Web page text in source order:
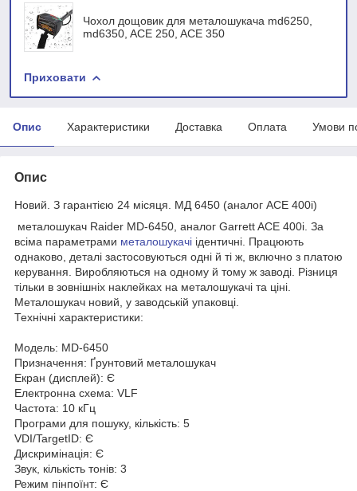
Чохол дощовик для металошукача md6250,
md6350, ACE 250, ACE 350
Приховати
Опис Характеристики Доставка Оплата Умови
Опис
Новий. З гарантією 24 місяця. МД 6450 (аналог ACE 400i)
металошукач Raider MD-6450, аналог Garrett ACE 400i. За
всіма параметрами металошукачі ідентичні. Працюють
однаково, деталі застосовуються одні й ті ж, включно з платою
керування. Виробляються на одному й тому ж заводі. Різниця
тільки в зовнішніх наклейках на металошукачі та ціні.
Металошукач новий, у заводській упаковці.
Технічні характеристики:
Модель: MD-6450
Призначення: Ґрунтовий металошукач
Екран (дисплей): Є
Електронна схема: VLF
Частота: 10 кГц
Програми для пошуку, кількість: 5
VDI/TargetID: Є
Дискримінація: Є
Звук, кількість тонів: 3
Режим пінпоїнт: Є